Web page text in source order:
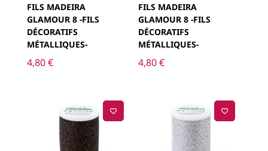
FILS MADEIRA
GLAMOUR 8 -FILS
DÉCORATIFS
MÉTALLIQUES-
4,80€
FILS MADEIRA
GLAMOUR 8 -FILS
DÉCORATIFS
MÉTALLIQUES-
4,80€